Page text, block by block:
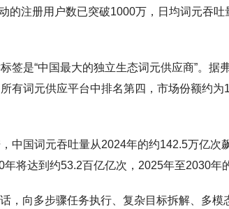
的注册用户数已突破1000万，日均词元吞
签是“中国最大的独立生态词元供应商”。据
有词元供应平台中排名第四，市场份额约
中国词元吞吐量从2024年的约142.5万亿次
将达到约53.2百亿亿次，2025年至2030年
，向多步骤任务执行、复杂目标拆解、多模